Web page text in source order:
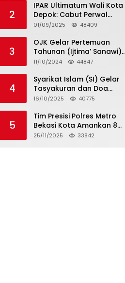
2
IPAR Ultimatum Wali Kota
Depok: Cabut Perwal
Tunjangan DPRD Rp40 Juta
Aksi Rakyat
01/09/2025 48409
3
OJK Gelar Pertemuan
Tahunan (Ijtima’ Sanawi)
Dewan Pengawas Syariah
11/10/2024 44847
4
Syarikat Islam (SI) Gelar
Tasyakuran dan Doa
Bersama Organisasi
16/10/2025 40775
5
Tim Presisi Polres Metro
Bekasi Kota Amankan 8
Remaja Diduga Hendak
25/11/2025 33842